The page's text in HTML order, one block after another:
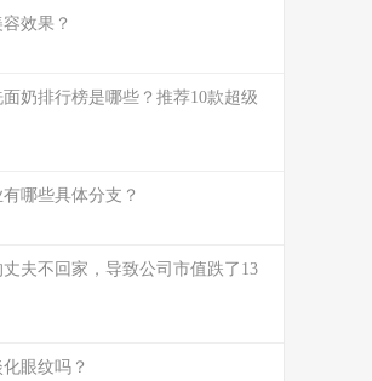
效果？
奶排行榜是哪些？推荐10款超级
哪些具体分支？
夫不回家，导致公司市值跌了13
眼纹吗？